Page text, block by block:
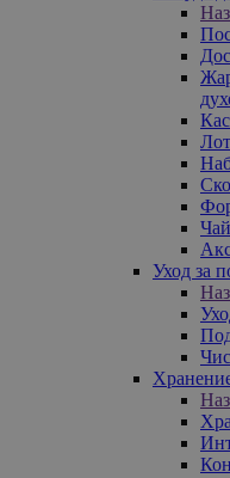
Уход за